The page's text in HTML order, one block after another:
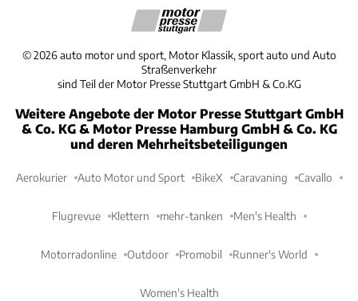
©2026 auto motor und sport, Motor Klassik, sport auto und Auto
Straßenverkehr
sind Teil der Motor Presse Stuttgart GmbH & Co.KG
Weitere Angebote der Motor Presse Stuttgart GmbH
& Co. KG & Motor Presse Hamburg GmbH & Co. KG
und deren Mehrheitsbeteiligungen
Aerokurier Auto Motor und Sport BikeX Caravaning Cavallo
Flugrevue Klettern mehr-tanken Men's Health
Motorradonline Outdoor Promobil Runner's World
Women's Health